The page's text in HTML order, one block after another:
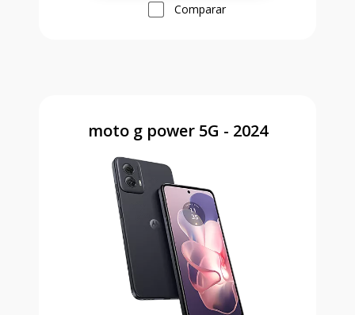
Comparar
moto g power 5G - 2024